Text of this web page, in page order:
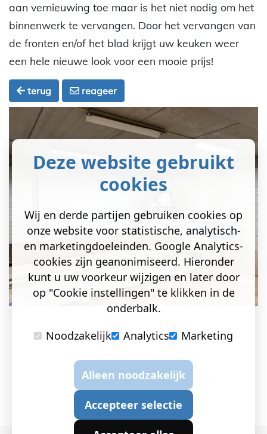
aan vernieuwing toe maar is het niet nodig om het
binnenwerk te vervangen. Door het vervangen van
de fronten en/of het blad krijgt uw keuken weer
een hele nieuwe look voor een mooie prijs!
terug reageer
Deze website gebruikt
cookies
Wij en derde partijen gebruiken cookies op
onze website voor statistische, analytisch-
en marketingdoeleinden. Google Analytics-
cookies zijn geanonimiseerd. Hieronder
kunt u uw voorkeur wijzigen en later door
op "Cookie instellingen" te klikken in de
onderbalk.
Noodzakelijk
Analytics Marketing
Alleen noodzakelijk
Accepteer selectie